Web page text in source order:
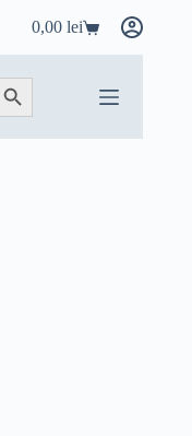
Coș
de
cumpărături
0,00lei
Search Button